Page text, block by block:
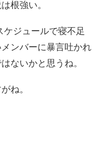
根強い。
ジュールで寝不足
ンバーに暴言吐かれ
ないかと思うね。
ね。